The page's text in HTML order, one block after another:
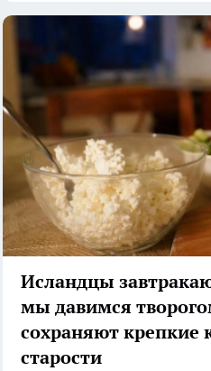
Исландцы
мы давимся
сохраняют крепкие
старости